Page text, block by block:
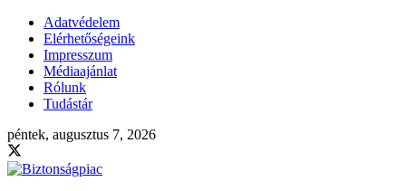
Adatvédelem
Elérhetőségeink
Impresszum
Médiaajánlat
Rólunk
Tudástár
péntek, augusztus 7, 2026